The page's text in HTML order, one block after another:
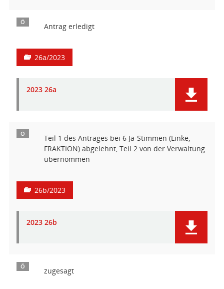
Ö Antrag erledigt
26a/2023
2023 26a
Ö
Teil 1 des Antrages bei 6 Ja-Stimmen (Linke,
FRAKTION) abgelehnt, Teil 2 von der Verwaltung
übernommen
26b/2023
2023 26b
Ö zugesagt